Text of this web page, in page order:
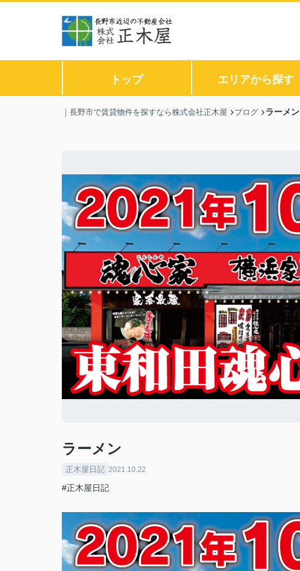
トップ エリアから探す
｜長野市で賃貸物件を探すなら株式会社正木屋 ブログ ラーメン
ラーメン
正木屋日記 2021.10.22
#正木屋日記